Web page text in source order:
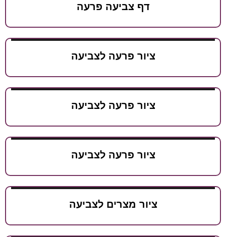
דף צביעה פרעה
ציור פרעה לצביעה
ציור פרעה לצביעה
ציור פרעה לצביעה
ציור מצרים לצביעה